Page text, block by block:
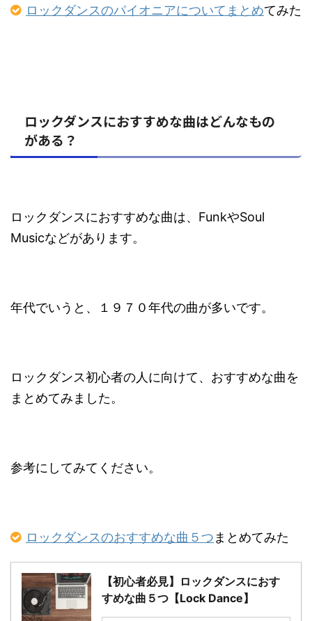
ロックダンスのパイオニアについてまとめてみた
ロックダンスにおすすめな曲はどんなもの
がある？
ロックダンスにおすすめな曲は、FunkやSoul
Musicなどがあります。
年代でいうと、１９７０年代の曲が多いです。
ロックダンス初心者の人に向けて、おすすめな曲を
まとめてみました。
参考にしてみてください。
ロックダンスのおすすめな曲５つまとめてみた
【初心者必見】ロックダンスにおす
すめな曲５つ【Lock Dance】